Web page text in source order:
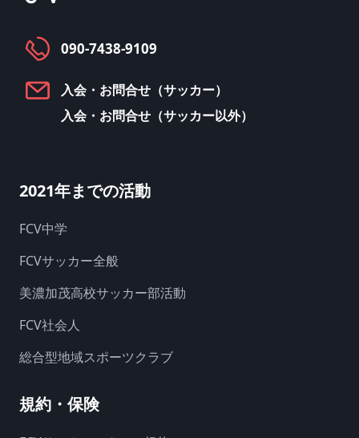
090-7438-9109
入会・お問合せ（サッカー）
入会・お問合せ（サッカー以外）
2021年までの活動
FCV中学
FCVサッカー全般
美濃加茂高校サッカー部活動
FCV社会人
総合型地域スポーツクラブ
規約・保険